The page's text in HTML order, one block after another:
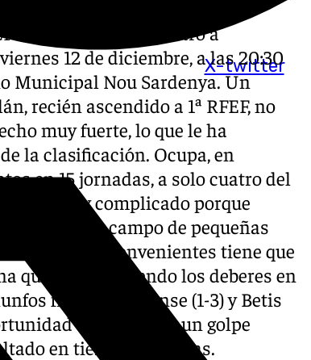
X-twitter
en su último encuentro a
12 de diciembre, a las 20:30
Municipal Nou Sardenya. Un
recién ascendido a 1ª RFEF, no
muy fuerte, lo que le ha
la clasificación. Ocupa, en
en 15 jornadas, a solo cuatro del
rival muy complicado porque
fortín. Un campo de pequeñas
estos inconvenientes tiene que
que viene haciendo los deberes en
frente al Eldense (1-3) y Betis
única de dar un golpe
en tierras catalanas.